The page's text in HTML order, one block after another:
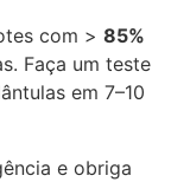
com > 85%
Faça um teste
em 7–10
e obriga